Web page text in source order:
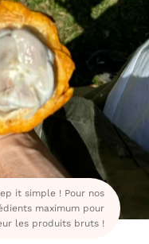
it simple ! Pour nos
maximum pour
les produits bruts !